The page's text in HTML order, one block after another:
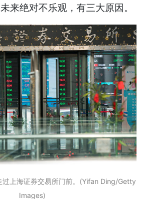
来绝对不乐观，有三大原因。
上海证券交易所门前。(Yifan Ding/Getty
Images)